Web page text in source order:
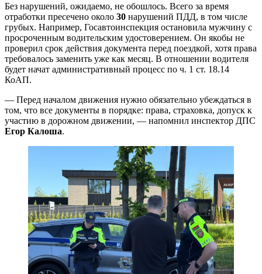
Без нарушений, ожидаемо, не обошлось. Всего за время
отработки пресечено около 30 нарушений ПДД, в том числе
грубых. Например, Госавтоинспекция остановила мужчину с
просроченным водительским удостоверением. Он якобы не
проверил срок действия документа перед поездкой, хотя права
требовалось заменить уже как месяц. В отношении водителя
будет начат административный процесс по ч. 1 ст. 18.14
КоАП.
— Перед началом движения нужно обязательно убеждаться в
том, что все документы в порядке: права, страховка, допуск к
участию в дорожном движении, — напомнил инспектор ДПС
Егор Калоша.